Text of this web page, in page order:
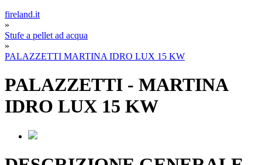
fireland.it
»
Stufe a pellet ad acqua
»
PALAZZETTI MARTINA IDRO LUX 15 KW
PALAZZETTI - MARTINA
IDRO LUX 15 KW